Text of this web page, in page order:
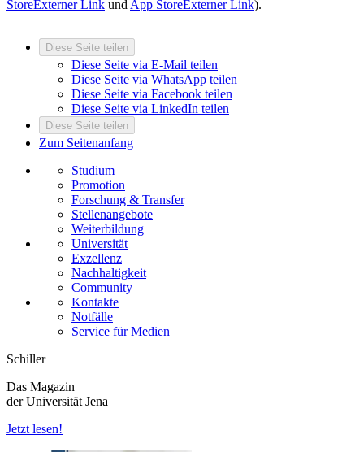
StoreExterner Link und App StoreExterner Link).
Diese Seite teilen
Diese Seite via E-Mail teilen
Diese Seite via WhatsApp teilen
Diese Seite via Facebook teilen
Diese Seite via LinkedIn teilen
Diese Seite teilen
Zum Seitenanfang
Studium
Promotion
Forschung & Transfer
Stellenangebote
Weiterbildung
Universität
Exzellenz
Nachhaltigkeit
Community
Kontakte
Notfälle
Service für Medien
Schiller
Das Magazin
der Universität Jena
Jetzt lesen!